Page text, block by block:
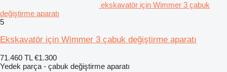
ekskavatör için Wimmer 3 çabuk
değiştirme aparatı
5
Ekskavatör için Wimmer 3 çabuk değiştirme aparatı
71.460 TL €1.300
Yedek parça - çabuk değiştirme aparatı